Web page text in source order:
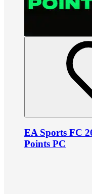
EA Sports FC
Points PC